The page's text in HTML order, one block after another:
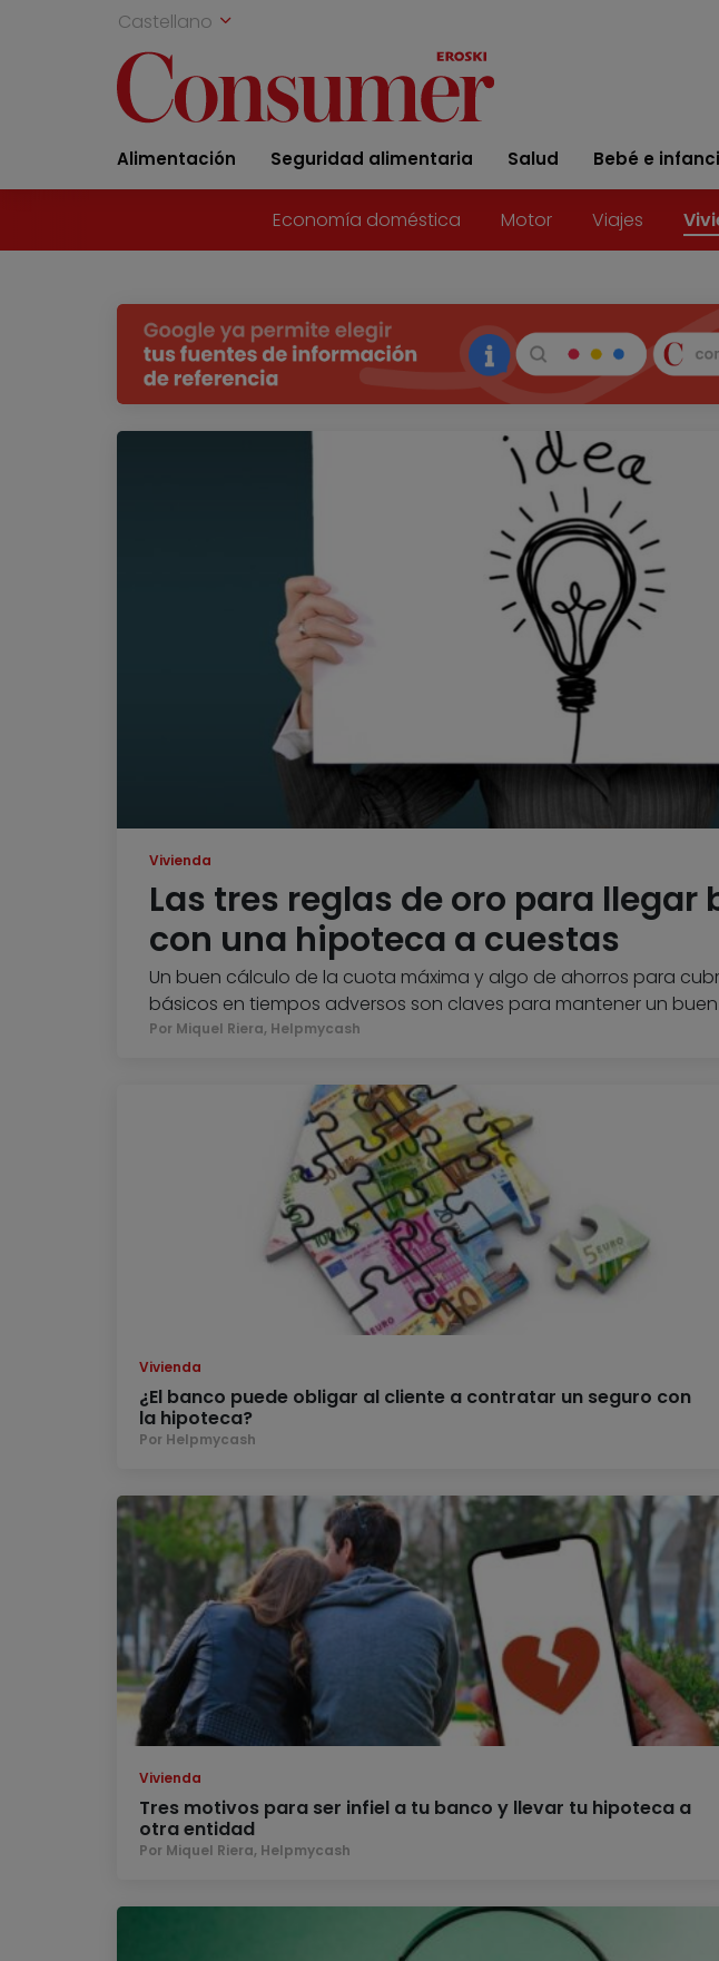
Castellano
Alimentación Seguridad alimentaria Salud Bebé e
Economía doméstica Motor Viajes
Vivienda
Las tres reglas de oro para llegar
con una hipoteca a cuestas
Un buen cálculo de la cuota máxima y algo de ahorros para
básicos en tiempos adversos son claves para mantener un
Por Miquel Riera, Helpmycash
Vivienda
¿El banco puede obligar al cliente a contratar un seguro con
la hipoteca?
Por Helpmycash
Vivienda
Tres motivos para ser infiel a tu banco y llevar tu hipoteca a
otra entidad
Por Miquel Riera, Helpmycash